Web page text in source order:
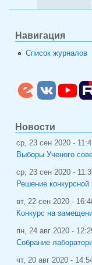
Навигация
Список журналов
Новости
ср, 23 сен 2020 -
Выборы Ученого
ср, 23 сен 2020 -
Решение
вт, 22 сен 2020 -
Конкурс на
пн, 24 авг 2020 -
Собрание
чт, 20 авг 2020 -